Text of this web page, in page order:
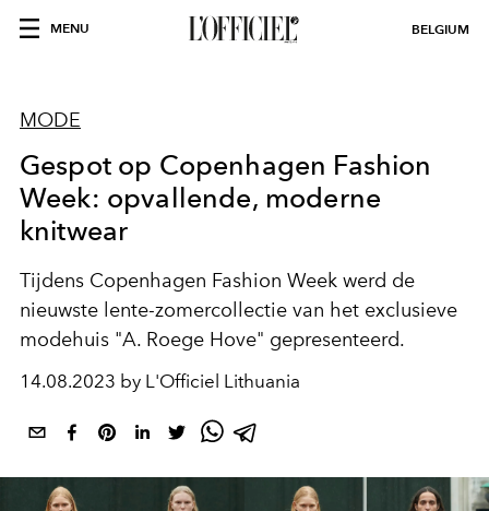
MENU BELGIUM
MODE
Gespot op Copenhagen Fashion
Week: opvallende, moderne
knitwear
Tijdens Copenhagen Fashion Week werd de
nieuwste lente-zomercollectie van het exclusieve
modehuis "A. Roege Hove" gepresenteerd.
14.08.2023 by L'Officiel Lithuania